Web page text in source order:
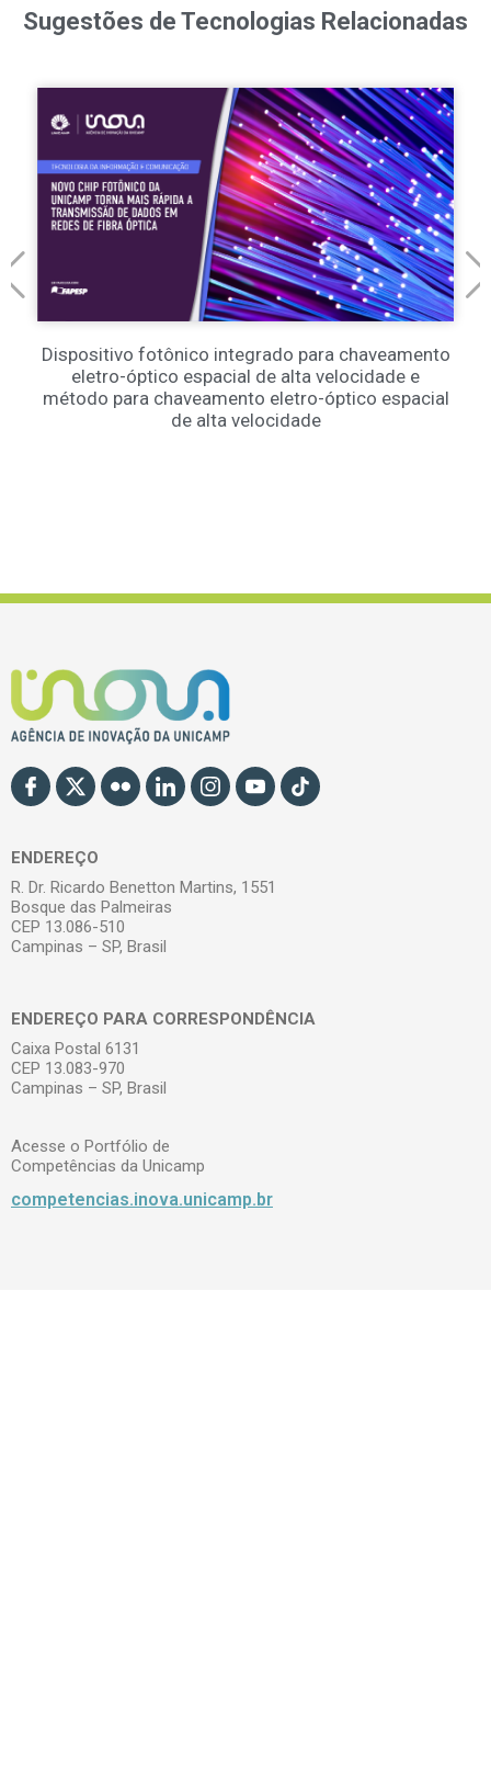
Sugestões de Tecnologias Relacionadas
Dispositivo fotônico integrado para chaveamento
eletro-óptico espacial de alta velocidade e
método para chaveamento eletro-óptico espacial
de alta velocidade
ENDEREÇO
R. Dr. Ricardo Benetton Martins, 1551
Bosque das Palmeiras
CEP 13.086-510
Campinas – SP, Brasil
ENDEREÇO PARA CORRESPONDÊNCIA
Caixa Postal 6131
CEP 13.083-970
Campinas – SP, Brasil
Acesse o Portfólio de
Competências da Unicamp
competencias.inova.unicamp.br